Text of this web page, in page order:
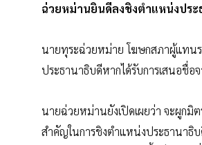
ฉ่วยหม่านยินดีลงชิงตำแหน่งประ
นายทุระฉ่วยหม่าย โฆษกสภาผู้แทน
ประธานาธิบดีหากได้รับการเสนอชื่อ
นายฉ่วยหม่านยังเปิดเผยว่า จะผูก
สำคัญในการชิงตำแหน่งประธานาธิ